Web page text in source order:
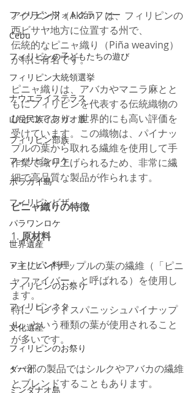
フィリピンフォトグラファー
Cebu
フィリピンの子どもたちの遊び
フィリピン大統領選挙
ナウエライステラス
山岳民族イフガオ族
フィリピン部族
フィリピンロケ
ボラカイ島
フィリピンビザ
パラワンロケ
世界遺産
フィリピン料理
フィリピンのお祭り
フィリピンネタ
文化遺産
フィリピンのお祭り
ダバオ
ミンダナオ島
アクラン州（Aklan）は、フィリピンの
西ビサヤ地方に位置する州で、
伝統的なピニャ織り（Piña weaving）
が特に有名です。
ピニャ織りは、アバカやマニラ麻とと
もにフィリピンを代表する伝統織物の
ひとつであり、世界的にも高い評価を
受けています。この織物は、パイナッ
プルの葉から取れる繊維を使用して手
作業で織り上げられるため、非常に繊
細で高品質な製品が作られます。
ピニャ織りの特徴
1. 原材料
• 主にパイナップルの葉の繊維（「ピニ
ャファイバー」と呼ばれる）を使用し
ます。
特に「レッドスパニッシュパイナップ
ル」という種類の葉が使用されること
が多いです。
• 一部の製品ではシルクやアバカの繊維
とブレンドすることもあります。